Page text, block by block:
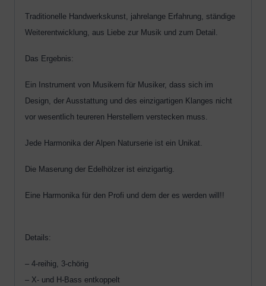
Traditionelle Handwerkskunst, jahrelange Erfahrung, ständige
Weiterentwicklung, aus Liebe zur Musik und zum Detail.
Das Ergebnis:
Ein Instrument von Musikern für Musiker, dass sich im
Design, der Ausstattung und des einzigartigen Klanges nicht
vor wesentlich teureren Herstellern verstecken muss.
Jede Harmonika der Alpen Naturserie ist ein Unikat.
Die Maserung der Edelhölzer ist einzigartig.
Eine Harmonika für den Profi und dem der es werden will!!
Details:
– 4-reihig, 3-chörig
– X- und H-Bass entkoppelt